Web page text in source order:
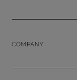
COMPANY